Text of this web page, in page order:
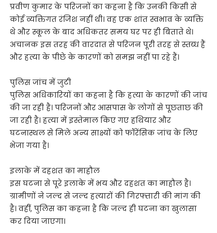
प्रवीण कुमार के परिजनों का कहना है कि उनकी किसी से
कोई व्यक्तिगत रंजिश नहीं थी। वह एक शांत स्वभाव के व्यक्ति
थे और स्कूल के बाद अधिकतर समय घर पर ही बिताते थे।
अचानक इस तरह की वारदात से परिजन पूरी तरह से स्तब्ध हैं
और हत्या के पीछे के कारणों को समझ नहीं पा रहे हैं।
पुलिस जांच में जुटी
पुलिस अधिकारियों का कहना है कि हत्या के कारणों की जांच
की जा रही है। परिजनों और आसपास के लोगों से पूछताछ की
जा रही है। हत्या में इस्तेमाल किए गए हथियार और
घटनास्थल से मिले अन्य साक्ष्यों को फॉरेंसिक जांच के लिए
भेजा गया है।
इलाके में दहशत का माहौल
इस घटना से पूरे इलाके में भय और दहशत का माहौल है।
ग्रामीणों ने जल्द से जल्द हत्यारों की गिरफ्तारी की मांग की
है। वहीं, पुलिस का कहना है कि जल्द ही घटना का खुलासा
कर दिया जाएगा।